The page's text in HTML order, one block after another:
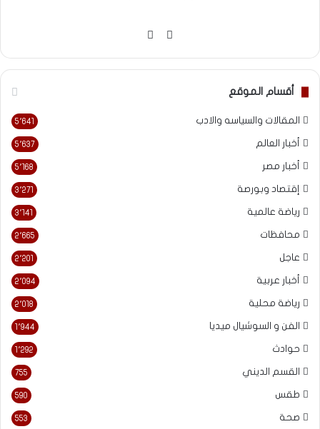
موقع
أقسام الموقع
المقالات والسياسه والادب 5٬641
أخبار العالم 5٬637
أخبار مصر 5٬168
إقتصاد وبورصة 3٬271
رياضة عالمية 3٬141
محافظات 2٬665
عاجل 2٬201
أخبار عربية 2٬094
رياضة محلية 2٬018
الفن و السوشيال ميديا 1٬944
حوادث 1٬292
القسم الديني 755
طقس 590
صحة 553